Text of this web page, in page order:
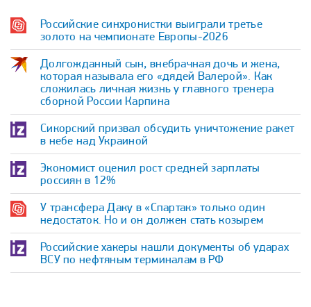
Российские синхронистки выиграли третье
золото на чемпионате Европы-2026
Долгожданный сын, внебрачная дочь и жена,
которая называла его «дядей Валерой». Как
сложилась личная жизнь у главного тренера
сборной России Карпина
Сикорский призвал обсудить уничтожение ракет
в небе над Украиной
Экономист оценил рост средней зарплаты
россиян в 12%
У трансфера Даку в «Спартак» только один
недостаток. Но и он должен стать козырем
Российские хакеры нашли документы об ударах
ВСУ по нефтяным терминалам в РФ